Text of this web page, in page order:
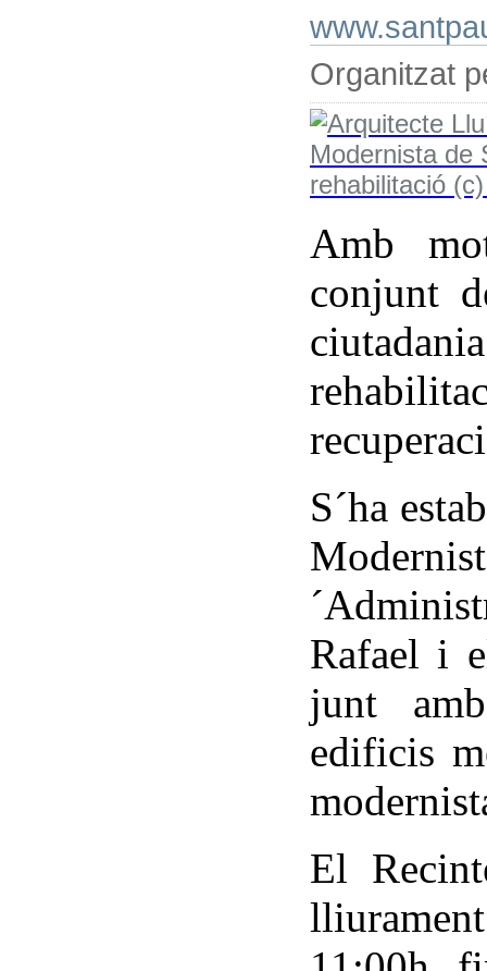
Organitzat
Amb
conjunt
S´ha
Rafael i
junt
edificis
El